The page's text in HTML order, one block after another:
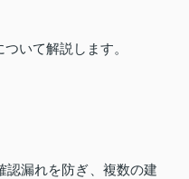
いて解説します。
認漏れを防ぎ、複数の建